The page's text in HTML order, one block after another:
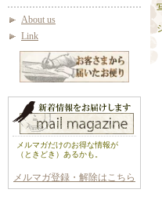
About us
Link
メルマガだけのお得な情報が
（ときどき）あるかも。
メルマガ登録・解除はこちら